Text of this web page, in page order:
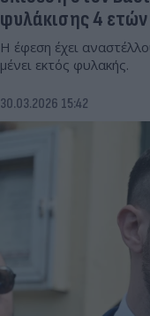
φυλάκισης 4 ετών
Η έφεση έχει
μένει εκτός φυλακής.
30.03.2026 15:42